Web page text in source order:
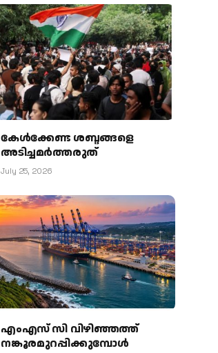
കേള്‍ക്കേണ്ട ശബ്ദങ്ങളെ
അടിച്ചമര്‍ത്തരുത്
July 25, 2026
എംഎസ് സി വിഴിഞ്ഞത്ത്
നങ്കൂരമുറപ്പിക്കുമ്പോള്‍